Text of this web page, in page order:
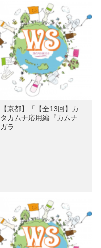
【京都】「【全13回】カ
タカムナ応用編『カムナ
ガラ…